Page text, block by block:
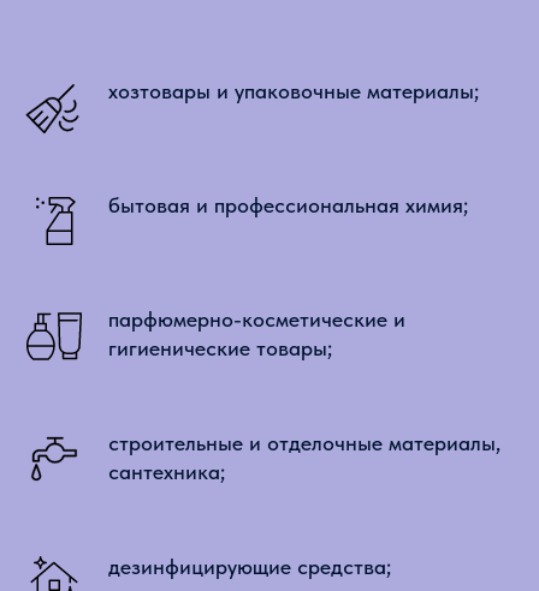
хозтовары и упаковочные материалы;
бытовая и профессиональная химия;
парфюмерно-косметические и
гигиенические товары;
строительные и отделочные материалы,
сантехника;
дезинфицирующие средства;